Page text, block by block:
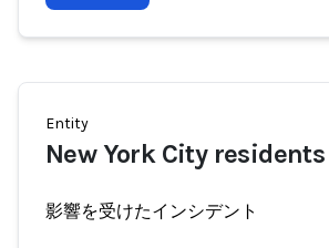
Entity
New York City residents
影響を受けたインシデント